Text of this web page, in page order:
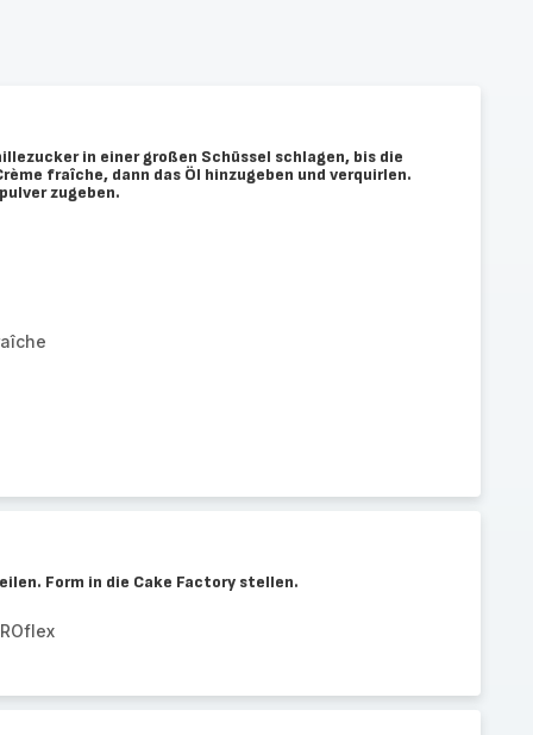
in einer großen Schüssel schlagen, bis die
fraîche, dann das Öl hinzugeben und verquirlen.
zugeben.
Form in die Cake Factory stellen.